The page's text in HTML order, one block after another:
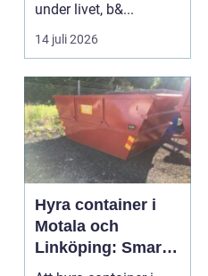
under livet, b&...
14 juli 2026
Hyra container i
Motala och
Linköping: Smart
avfallshantering